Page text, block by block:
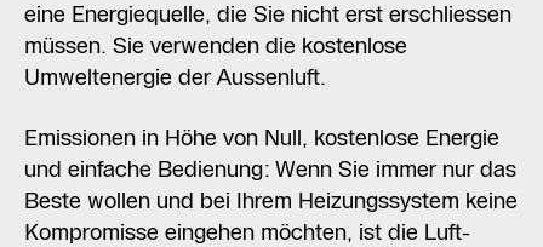
eine Energiequelle, die Sie nicht erst erschliessen
müssen. Sie verwenden die kostenlose
Umweltenergie der Aussenluft.
Emissionen in Höhe von Null, kostenlose Energie
und einfache Bedienung: Wenn Sie immer nur das
Beste wollen und bei Ihrem Heizungssystem keine
Kompromisse eingehen möchten, ist die Luft-